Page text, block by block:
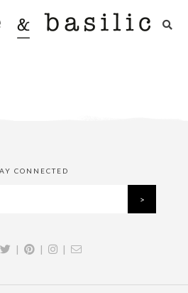
CONNECTED
| | |